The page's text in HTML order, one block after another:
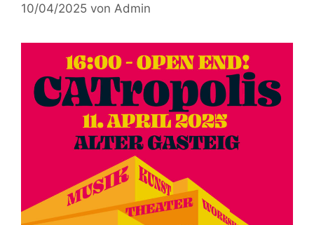
10/04/2025 von Admin